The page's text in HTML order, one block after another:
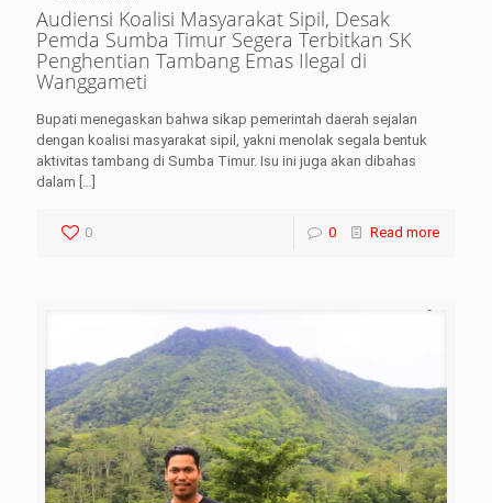
Audiensi Koalisi Masyarakat Sipil, Desak
Pemda Sumba Timur Segera Terbitkan SK
Penghentian Tambang Emas Ilegal di
Wanggameti
Bupati menegaskan bahwa sikap pemerintah daerah sejalan
dengan koalisi masyarakat sipil, yakni menolak segala bentuk
aktivitas tambang di Sumba Timur. Isu ini juga akan dibahas
dalam […]
0 0 Read more